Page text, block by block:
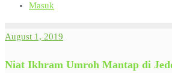
Masuk
August 1, 2019
Niat Ikhram Umroh Mantap di